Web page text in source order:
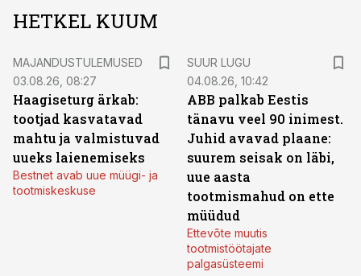
HETKEL KUUM
MAJANDUSTULEMUSED
03.08.26, 08:27
Haagiseturg ärkab:
tootjad kasvatavad
mahtu ja valmistuvad
uueks laienemiseks
Bestnet avab uue müügi- ja
tootmiskeskuse
SUUR LUGU
04.08.26, 10:42
ABB palkab Eestis
tänavu veel 90 inimest.
Juhid avavad plaane:
suurem seisak on läbi,
uue aasta
tootmismahud on ette
müüdud
Ettevõte muutis
tootmistöötajate
palgasüsteemi